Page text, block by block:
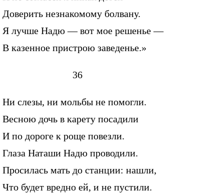
Доверить незнакомому болвану.
Я лучше Надю — вот мое решенье —
В казенное пристрою заведенье.»
36
Ни слезы, ни мольбы не помогли.
Весною дочь в карету посадили
И по дороге к роще повезли.
Глаза Наташи Надю проводили.
Просилась мать до станции: нашли,
Что будет вредно ей, и не пустили.